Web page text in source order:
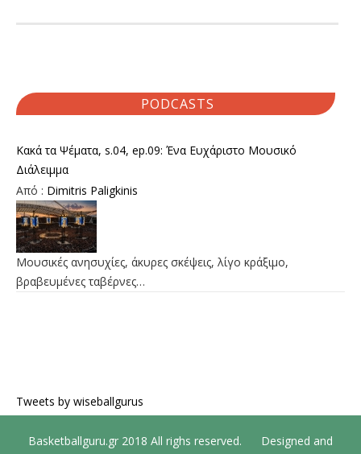
PODCASTS
Κακά τα Ψέματα, s.04, ep.09: Ένα Ευχάριστο Μουσικό
Διάλειμμα
Από : Dimitris Paligkinis
Μουσικές ανησυχίες, άκυρες σκέψεις, λίγο κράξιμο,
βραβευμένες ταβέρνες…
Tweets by wiseballgurus
Basketballguru.gr 2018 All righs reserved. Designed and